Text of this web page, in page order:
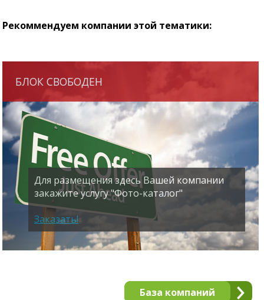
Рекоммендуем компании этой тематики:
БЛОК СВОБОДЕН
Для размещения здесь Вашей компании
закажите услугу "Фото-каталог"
Заказать!
База компаний